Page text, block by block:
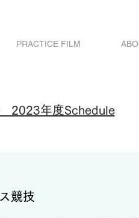
PRACTICE FILM
2023年度Schedule
競技